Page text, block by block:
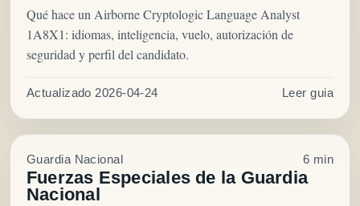
Qué hace un Airborne Cryptologic Language Analyst
1A8X1: idiomas, inteligencia, vuelo, autorización de
seguridad y perfil del candidato.
Actualizado 2026-04-24 Leer guia
Guardia Nacional 6 min
Fuerzas Especiales de la Guardia
Nacional